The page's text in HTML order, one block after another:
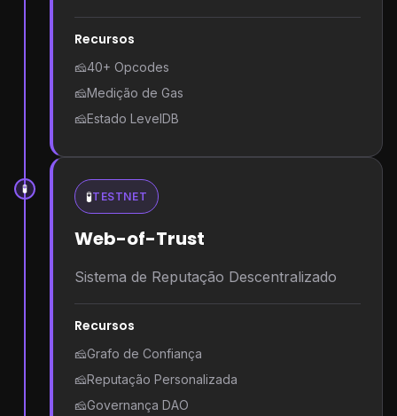
Recursos
🧀40+ Opcodes
🧀Medição de Gas
🧀Estado LevelDB
🧪
🧪TESTNET
Web-of-Trust
Sistema de Reputação Descentralizado
Recursos
🧀Grafo de Confiança
🧀Reputação Personalizada
🧀Governança DAO